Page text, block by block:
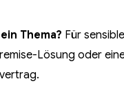
Thema? Für
Lösung oder